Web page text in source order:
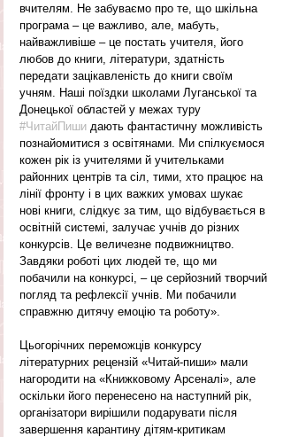
вчителям. Не забуваємо про те, що шкільна
програма – це важливо, але, мабуть,
найважливіше – це постать учителя, його
любов до книги, літератури, здатність
передати зацікавленість до книги своїм
учням. Наші поїздки школами Луганської та
Донецької областей у межах туру
#ЧитайПиши дають фантастичну можливість
познайомитися з освітянами. Ми спілкуємося
кожен рік із учителями й учительками
районних центрів та сіл, тими, хто працює на
лінії фронту і в цих важких умовах шукає
нові книги, слідкує за тим, що відбувається в
освітній системі, залучає учнів до різних
конкурсів. Це величезне подвижництво.
Завдяки роботі цих людей те, що ми
побачили на конкурсі, – це серйозний творчий
погляд та рефлексії учнів. Ми побачили
справжню дитячу емоцію та роботу».
Цьогорічних переможців конкурсу
літературних рецензій «Читай-пиши» мали
нагородити на «Книжковому Арсеналі», але
оскільки його перенесено на наступний рік,
організатори вирішили подарувати після
завершення карантину дітям-критикам